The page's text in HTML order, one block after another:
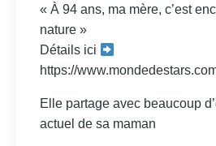
« À 94 ans, ma mère, c’est
nature »
Détails ici
https://
Elle partage avec beaucoup
actuel de sa maman